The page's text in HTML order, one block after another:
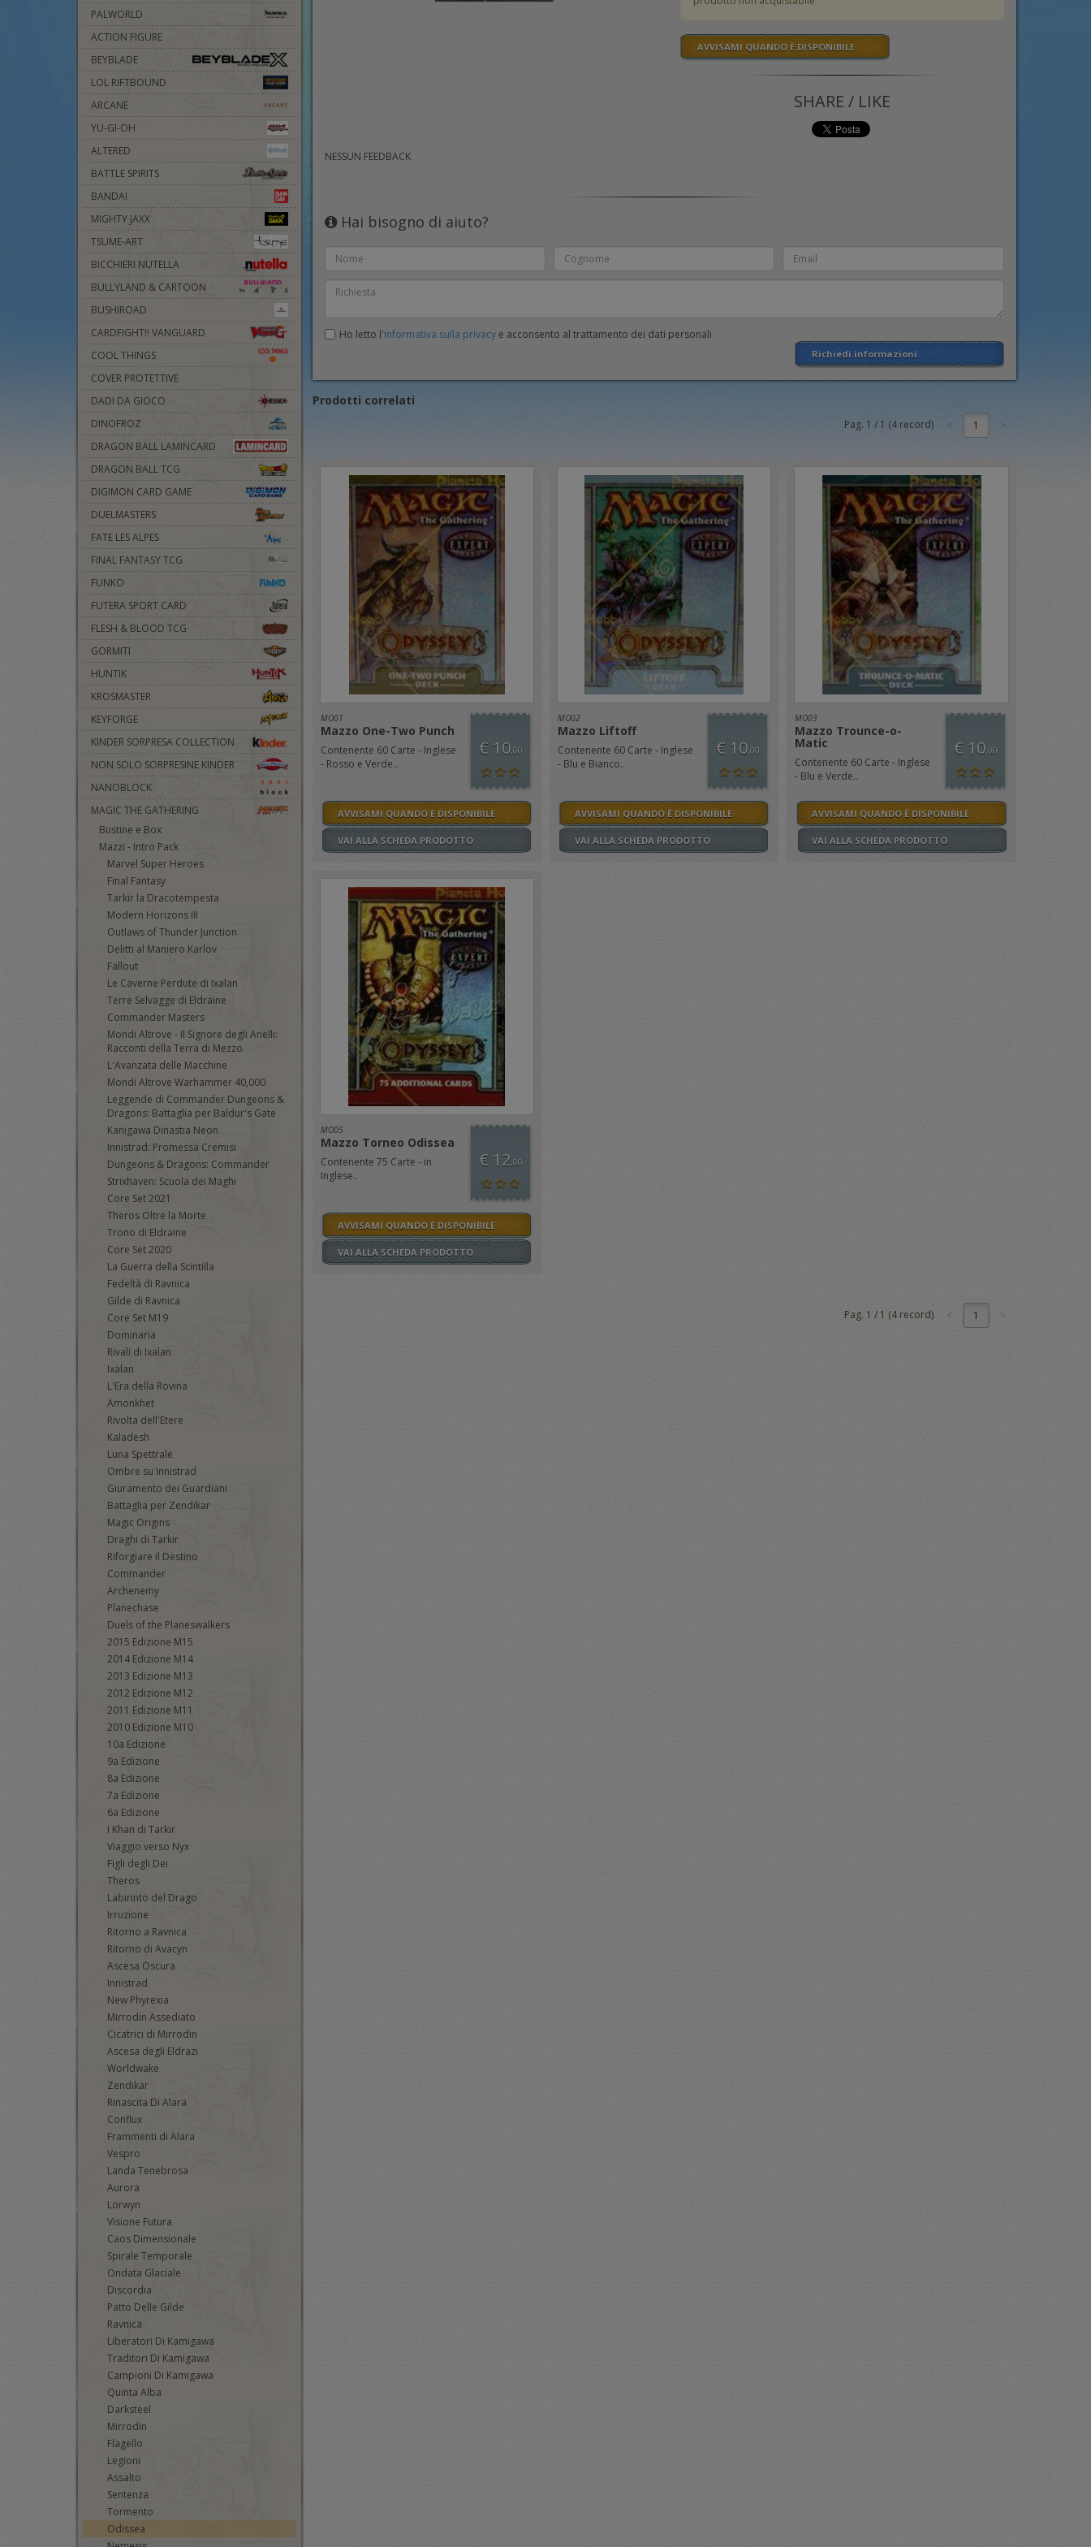
PALWORLD
ACTION FIGURE
BEYBLADE
LOL RIFTBOUND
ARCANE
YU-GI-OH
ALTERED
BATTLE SPIRITS
BANDAI
MIGHTY JAXX
TSUME-ART
BICCHIERI NUTELLA
BULLYLAND & CARTOON
BUSHIROAD
CARDFIGHT!! VANGUARD
COOL THINGS
COVER PROTETTIVE
DADI DA GIOCO
DINOFROZ
DRAGON BALL LAMINCARD
DRAGON BALL TCG
DIGIMON CARD GAME
DUELMASTERS
FATE LES ALPES
FINAL FANTASY TCG
FUNKO
FUTERA SPORT CARD
FLESH & BLOOD TCG
GORMITI
HUNTIK
KROSMASTER
KEYFORGE
KINDER SORPRESA COLLECTION
NON SOLO SORPRESINE KINDER
NANOBLOCK
MAGIC THE GATHERING
Bustine e Box
Mazzi - Intro Pack
Marvel Super Heroes
Final Fantasy
Tarkir la Dracotempesta
Modern Horizons III
Outlaws of Thunder Junction
Delitti al Maniero Karlov
Fallout
Le Caverne Perdute di Ixalan
Terre Selvagge di Eldraine
Commander Masters
Mondi Altrove - Il Signore degli Anelli:
Racconti della Terra di Mezzo
L'Avanzata delle Macchine
Mondi Altrove Warhammer 40,000
Leggende di Commander Dungeons &
Dragons: Battaglia per Baldur's Gate
Kanigawa Dinastia Neon
Innistrad: Promessa Cremisi
Dungeons & Dragons: Commander
Strixhaven: Scuola dei Maghi
Core Set 2021
Theros Oltre la Morte
Trono di Eldraine
Core Set 2020
La Guerra della Scintilla
Fedeltà di Ravnica
Gilde di Ravnica
Core Set M19
Dominaria
Rivali di Ixalan
Ixalan
L'Era della Rovina
Amonkhet
Rivolta dell'Etere
Kaladesh
Luna Spettrale
Ombre su Innistrad
Giuramento dei Guardiani
Battaglia per Zendikar
Magic Origins
Draghi di Tarkir
Riforgiare il Destino
Commander
Archenemy
Planechase
Duels of the Planeswalkers
2015 Edizione M15
2014 Edizione M14
2013 Edizione M13
2012 Edizione M12
2011 Edizione M11
2010 Edizione M10
10a Edizione
9a Edizione
8a Edizione
7a Edizione
6a Edizione
I Khan di Tarkir
Viaggio verso Nyx
Figli degli Dei
Theros
Labirinto del Drago
Irruzione
Ritorno a Ravnica
Ritorno di Avacyn
Ascesa Oscura
Innistrad
New Phyrexia
Mirrodin Assediato
Cicatrici di Mirrodin
Ascesa degli Eldrazi
Worldwake
Zendikar
Rinascita Di Alara
Conflux
Frammenti di Alara
Vespro
Landa Tenebrosa
Aurora
Lorwyn
Visione Futura
Caos Dimensionale
Spirale Temporale
Ondata Glaciale
Discordia
Patto Delle Gilde
Ravnica
Liberatori Di Kamigawa
Traditori Di Kamigawa
Campioni Di Kamigawa
Quinta Alba
Darksteel
Mirrodin
Flagello
Legioni
Assalto
Sentenza
Tormento
Odissea
AVVISAMI QUANDO È DISPONIBILE
SHARE / LIKE
NESSUN FEEDBACK
Hai bisogno di aiuto?
Ho letto l'informativa sulla privacye acconsento al trattamento dei dati personali
Richiedi informazioni
Prodotti correlati
Pag. 1 / 1 (4 record) 1
MO01
Mazzo One-Two Punch
Contenente 60 Carte - Inglese
- Rosso e Verde..
€ 10,00
AVVISAMI QUANDO È DISPONIBILE
VAI ALLA SCHEDA PRODOTTO
MO02
Mazzo Liftoff
Contenente 60 Carte - Inglese
- Blu e Bianco..
€ 10,00
AVVISAMI QUANDO È DISPONIBILE
VAI ALLA SCHEDA PRODOTTO
MO03
Mazzo Trounce-o-
Matic
Contenente 60 Carte - Inglese
- Blu e Verde..
€ 10,00
AVVISAMI QUANDO È DISPONIBILE
VAI ALLA SCHEDA PRODOTTO
MO05
Mazzo Torneo Odissea
Contenente 75 Carte - in
Inglese..
€ 12,00
AVVISAMI QUANDO È DISPONIBILE
VAI ALLA SCHEDA PRODOTTO
Pag. 1 / 1 (4 record) 1